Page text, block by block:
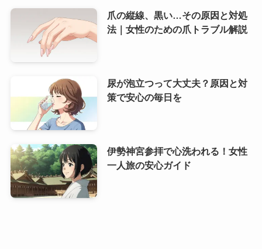
爪の縦線、黒い…その原因と対処
法｜女性のための爪トラブル解説
尿が泡立つって大丈夫？原因と対
策で安心の毎日を
伊勢神宮参拝で心洗われる！女性
一人旅の安心ガイド